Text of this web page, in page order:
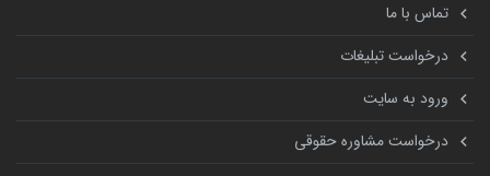
تماس با ما
درخواست تبلیغات
ورود به سایت
درخواست مشاوره حقوقی